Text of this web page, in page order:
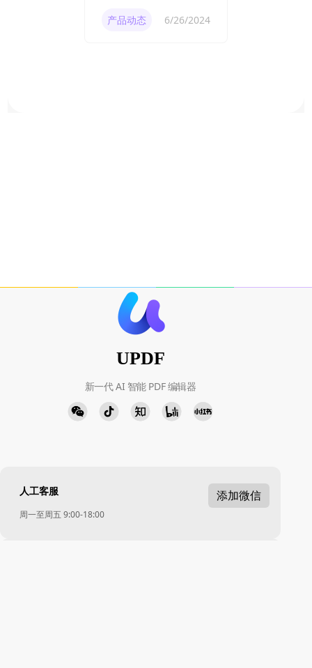
产品动态 6/26/2024
UPDF
新一代 AI 智能 PDF 编辑器
人工客服
周一至周五 9:00-18:00
添加微信